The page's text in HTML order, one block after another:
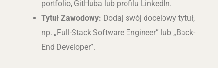
portfolio, GitHuba lub profilu LinkedIn.
Tytuł Zawodowy: Dodaj swój docelowy tytuł,
np. „Full-Stack Software Engineer” lub „Back-
End Developer”.